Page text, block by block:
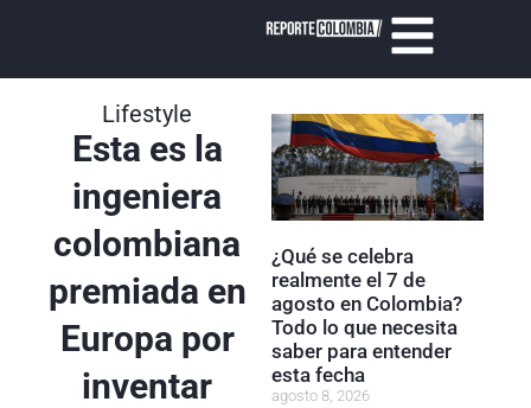
Lifestyle
Esta es la
ingeniera
colombiana
premiada en
Europa por
inventar
¿Qué se celebra
realmente el 7 de
agosto en Colombia?
Todo lo que necesita
saber para entender
esta fecha
agosto 8, 2026